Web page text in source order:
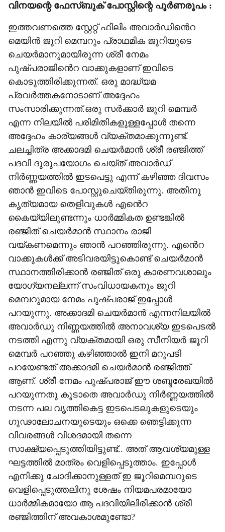
വിനയന്റെ ഫേസ്ബുക് പോസ്റ്റിന്റെ പൂർണരൂപം :
ഇത്തവണത്തെ സ്റ്റേറ്റ് ഫിലിം അവാർഡിൻെറ
മെയിൻ ജൂറി മെമ്പറും പ്രാഥമിക ജൂറിയുടെ
ചെയർമാനുമായിരുന്ന ശ്രീ നേമം
പുഷ്പരാജിൻെറ വാക്കുകളാണ് ഇവിടെ
കൊടുത്തിരിക്കുന്നത്. ഒരു മാദ്ധ്യമ
പ്രവർത്തകനോടാണ് അദ്ദേഹം
സംസാരിക്കുന്നത്.ഒരു സർക്കാർ ജുറി മെമ്പർ
എന്ന നിലയിൽ പരിമിതികളുള്ളപ്പോൾ തന്നെ
അദ്ദേഹം കാര്യങ്ങൾ വ്യക്തമാക്കുന്നുണ്ട്.
ചലച്ചിത്ര അക്കാദമി ചെയർമാൻ ശ്രീ രഞ്ജിത്ത്
പദവി ദുരുപയോഗം ചെയ്ത് അവാർഡ്
നിർണ്ണയത്തിൽ ഇടപെട്ടു എന്ന് കഴിഞ്ഞ ദിവസം
ഞാൻ ഇവിടെ പോസ്റ്റുചെയ്തിരുന്നു. അതിനു
കൃത്യമായ തെളിവുകൾ എൻെറ
കൈയ്യിലുണ്ടന്നും ധാർമ്മികത ഉണ്ടങ്കിൽ
രഞ്ജിത് ചെയർമാൻ സ്ഥാനം രാജി
വയ്കണമെന്നും ഞാൻ പറഞ്ഞിരുന്നു. എൻെറ
വാക്കുകൾക്ക് അടിവരയിട്ടുകൊണ്ട് ചെയർമാൻ
സ്ഥാനത്തിരിക്കാൻ രഞ്ജിത് ഒരു കാരണവശാലും
യോഗ്യനല്ലന്ന് സംവിധായകനും ജൂറി
മെമ്പറുമായ നേമം പുഷ്പരാജ് ഇപ്പോൾ
പറയുന്നു. അക്കാദമി ചെയർമാൻ എന്നനിലയിൽ
അവാർഡു നിണ്ണയത്തിൽ അനാവശ്യ ഇടപെടൽ
നടത്തി എന്നു വ്യക്തമായി ഒരു സീനിയർ ജൂറി
മെമ്പർ പറഞ്ഞു കഴിഞ്ഞാൽ ഇനി മറുപടി
പറയേണ്ടത് അക്കാദമി ചെയർമാൻ രഞ്ജിത്ത്
ആണ്. ശ്രീ നേമം പുഷ്പരാജ് ഈ ശബ്ദരേഖയിൽ
പറയുന്നതു കൂടാതെ അവാർഡു നിർണ്ണയത്തിൽ
നടന്ന പല വൃത്തികെട്ട ഇടപെടലുകളുടെയും
ഗൂഢാലോചനയുടെയും ഒക്കെ ഞെട്ടിക്കുന്ന
വിവരങ്ങൾ വിശദമായി തന്നെ
സാക്ഷ്യപ്പെടുത്തിയിട്ടുണ്ട്.. അത് ആവശ്യമുള്ള
ഘട്ടത്തിൽ മാത്രം വെളിപ്പെടുത്താം. ഇപ്പോൾ
എനിക്കു ചോദിക്കാനുള്ളത് ഇ ജൂറിമെമ്പറുടെ
വെളിപ്പെടുത്തലിനു ശേഷം നിയമപരമായോ
ധാർമ്മികമായോ ആ പദവിയിലിരിക്കാൻ ശ്രീ
രഞ്ജിത്തിന് അവകാശമുണ്ടോ?